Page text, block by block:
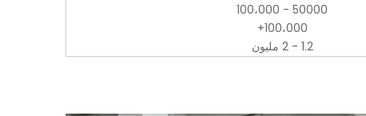
50000 - 100،000
100،000+
1.2 - 2 مليون